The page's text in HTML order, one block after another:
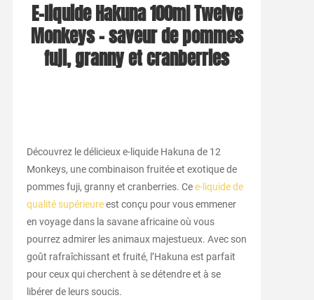
E-liquide Hakuna 100ml Twelve
Monkeys – saveur de pommes
fuji, granny et cranberries
Découvrez le délicieux e-liquide Hakuna de 12
Monkeys, une combinaison fruitée et exotique de
pommes fuji, granny et cranberries. Cee-liquide de
qualité supérieureest conçu pour vous emmener
en voyage dans la savane africaine où vous
pourrez admirer les animaux majestueux. Avec son
goût rafraîchissant et fruité, l’Hakuna est parfait
pour ceux qui cherchent à se détendre et à se
libérer de leurs soucis.